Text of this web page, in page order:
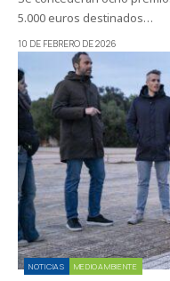
5.000 euros destinados…
10 DE FEBRERO DE 2026
NOTICIAS MEDIOAMBIENTE